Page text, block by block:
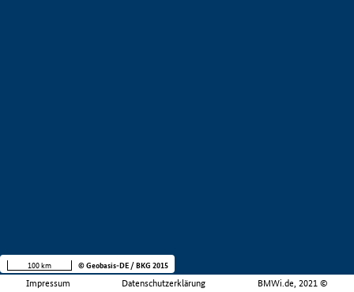
Impressum Datenschutzerklärung BMWi.de, 2021 ©
100 km © Geobasis-DE / BKG 2015